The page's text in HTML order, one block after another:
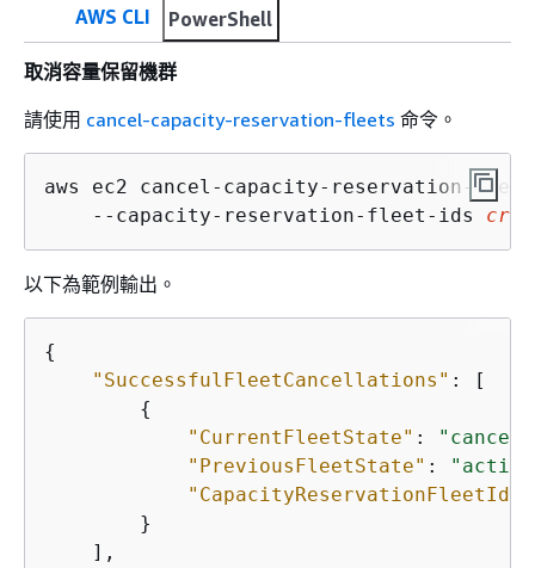
AWS CLI PowerShell
取消容量保留機群
請使用 cancel-capacity-reservation-fleets 命令。
aws ec2 cancel-capacity-reservation-
    --capacity-reservation-fleet-ids
crf-
以下為範例輸出。
{
"SuccessfulFleetCancellations" : [
{
"CurrentFleetState" :
"PreviousFleetState" :
"CapacityReservationFleetId"
        }
    ],